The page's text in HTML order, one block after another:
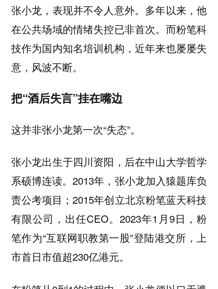
张小龙，表现并不令人意外。多年以来，他
在公共场域的情绪失控已非首次。而粉笔科
技作为国内知名培训机构，近年来也屡屡失
意，风波不断。
把“酒后失言”挂在嘴边
这并非张小龙第一次“失态”。
张小龙出生于四川资阳，后在中山大学哲学
系硕博连读。2013年，张小龙加入猿题库负
责公考项目；2015年创立北京粉笔蓝天科技
有限公司，出任CEO。2023年1月9日，粉
笔作为“互联网职教第一股”登陆港交所，上
市首日市值超230亿港元。